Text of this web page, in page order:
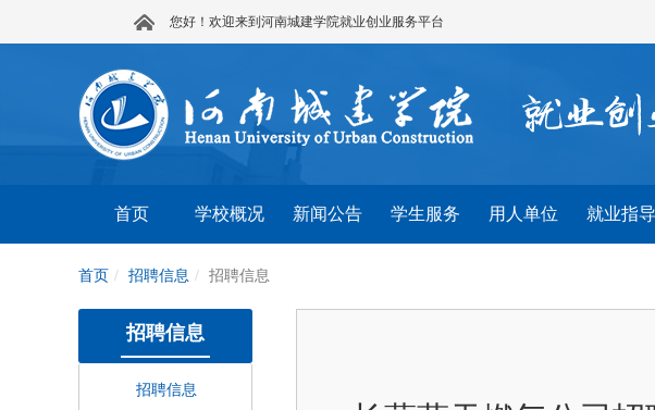
您好！欢迎来到河南城建学院就业创业服务平台
首页 学校概况 新闻公告 学生服务 用人单位 就业指导
首页 招聘信息 招聘信息
招聘信息
招聘信息